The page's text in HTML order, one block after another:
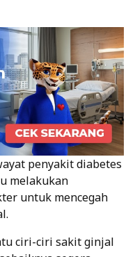
penyakit diabetes
melakukan
untuk mencegah
ciri-ciri sakit ginjal